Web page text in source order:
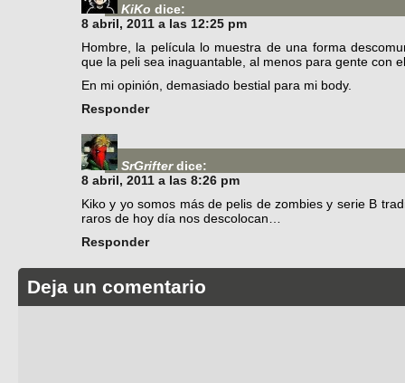
KiKo dice:
8 abril, 2011 a las 12:25 pm
Hombre, la película lo muestra de una forma
que la peli sea inaguantable, al menos para gente con
En mi opinión, demasiado bestial para mi body.
Responder
SrGrifter dice:
8 abril, 2011 a las 8:26 pm
Kiko y yo somos más de pelis de zombies y serie B
raros de hoy día nos descolocan…
Responder
Deja un comentario